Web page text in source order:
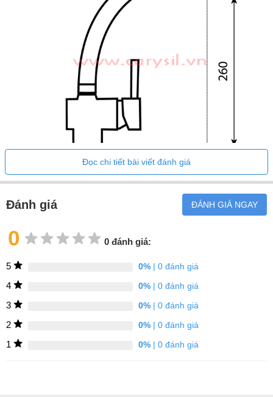
Kích thước chi tiết Vòi Rửa Chén Bát Cao Cấp Argo - Mã G-2411
Đọc chi tiết bài viết đánh giá
Đánh giá ĐÁNH GIÁ NGAY
0 0 đánh giá:
5 0%| 0 đánh giá
4 0%| 0 đánh giá
3 0%| 0 đánh giá
2 0%| 0 đánh giá
1 0%| 0 đánh giá